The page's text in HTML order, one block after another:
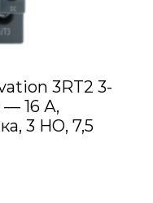
3RT2 3-
— 16 А,
3 НО, 7,5